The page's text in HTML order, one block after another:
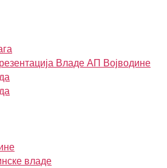
Владе АП Војводине
владе